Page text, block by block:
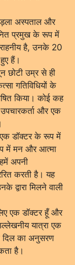
अस्पताल और
प्रमुख के रूप में
है, उनके 20
हैं।
छोटी उम्र से ही
गतिविधियों के
किया। कोई कह
और एक
डॉक्टर के रूप में
में मन और आत्मा
अपनी
करती है। यह
द्वारा मिलने वाली
एक डॉक्टर हूँ और
यात्रा एक
दिल का अनुसरण
है।